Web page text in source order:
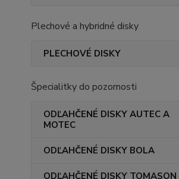
Plechové a hybridné disky
PLECHOVÉ DISKY
Špecialitky do pozornosti
ODĽAHČENÉ DISKY AUTEC A
MOTEC
ODĽAHČENÉ DISKY BOLA
ODĽAHČENÉ DISKY TOMASON